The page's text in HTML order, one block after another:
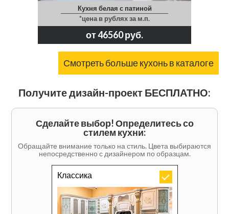
Кухня белая с патиной
*цена в рублях за м.п.
от 46560 руб.
Смотреть больше кухонь в каталоге
Получите дизайн-проект БЕСПЛАТНО:
Сделайте выбор! Определитесь со
стилем кухни:
Обращайте внимание только на стиль. Цвета выбираются
непосредственно с дизайнером по образцам.
Классика